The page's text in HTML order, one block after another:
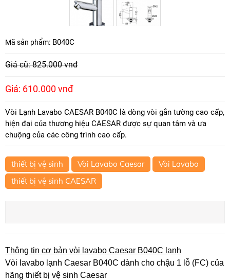
Mã sản phẩm: B040C
Giá cũ: 825.000 vnđ
Giá: 610.000 vnđ
Vòi Lạnh Lavabo CAESAR B040C là dòng vòi gắn tường cao cấp,
hiện đại của thương hiệu CAESAR được sự quan tâm và ưa
chuộng của các công trình cao cấp.
thiết bị vệ sinh Vòi Lavabo Caesar
Vòi Lavabo
thiết bị vệ sinh CAESAR
Thông tin cơ bản vòi lavabo Caesar B040C lạnh
Vòi lavabo lạnh Caesar B040C dành cho chậu 1 lỗ (FC) của
hãng thiết bị vệ sinh Caesar